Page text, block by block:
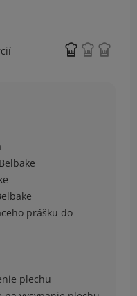
prášku do
plechu